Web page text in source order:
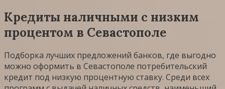
Кредиты наличными с низким
процентом в Севастополе
Подборка лучших предложений банков, где выгодно
можно оформить в Севастополе потребительский
кредит под низкую процентную ставку. Среди всех